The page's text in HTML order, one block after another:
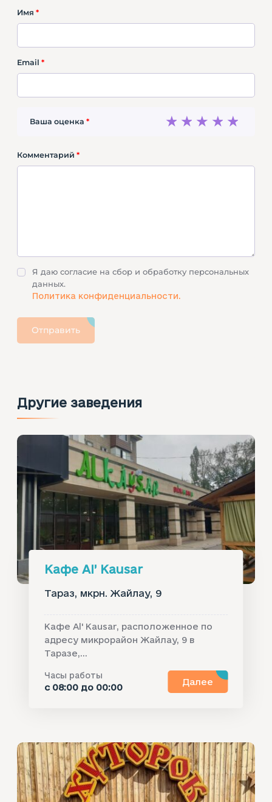
Имя *
Email *
Ваша оценка * 4
3
2
1
Комментарий *
Я даю согласие на сбор и обработку персональных
данных.
Политика конфиденциальности.
Отправить
Другие заведения
Кафе Al’ Kausar
Тараз, мкрн. Жайлау, 9
Кафе Al' Kausar, расположенное по
адресу микрорайон Жайлау, 9 в
Таразе,...
Часы работы
с 08:00 до 00:00
Далее